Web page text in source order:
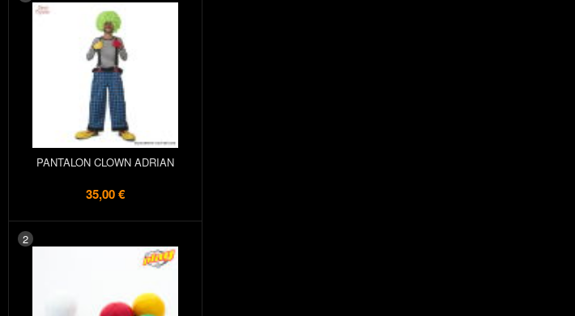
PANTALON CLOWN ADRIAN
35,00 €
2